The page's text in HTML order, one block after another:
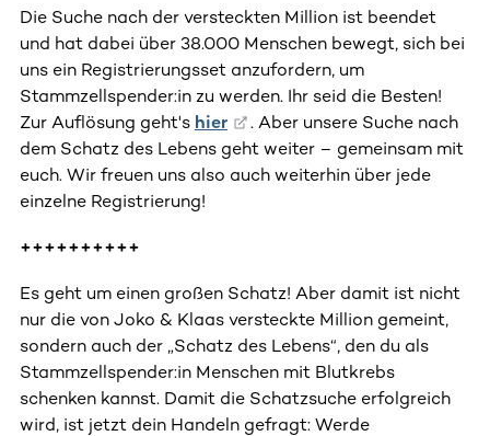
Die Suche nach der versteckten Million ist beendet
und hat dabei über 38.000 Menschen bewegt, sich bei
uns ein Registrierungsset anzufordern, um
Stammzellspender:in zu werden. Ihr seid die Besten!
Zur Auflösung geht's hier
. Aber unsere Suche nach
dem Schatz des Lebens geht weiter – gemeinsam mit
euch. Wir freuen uns also auch weiterhin über jede
einzelne Registrierung!
++++++++++
Es geht um einen großen Schatz! Aber damit ist nicht
nur die von Joko & Klaas versteckte Million gemeint,
sondern auch der „Schatz des Lebens“, den du als
Stammzellspender:in Menschen mit Blutkrebs
schenken kannst. Damit die Schatzsuche erfolgreich
wird, ist jetzt dein Handeln gefragt: Werde